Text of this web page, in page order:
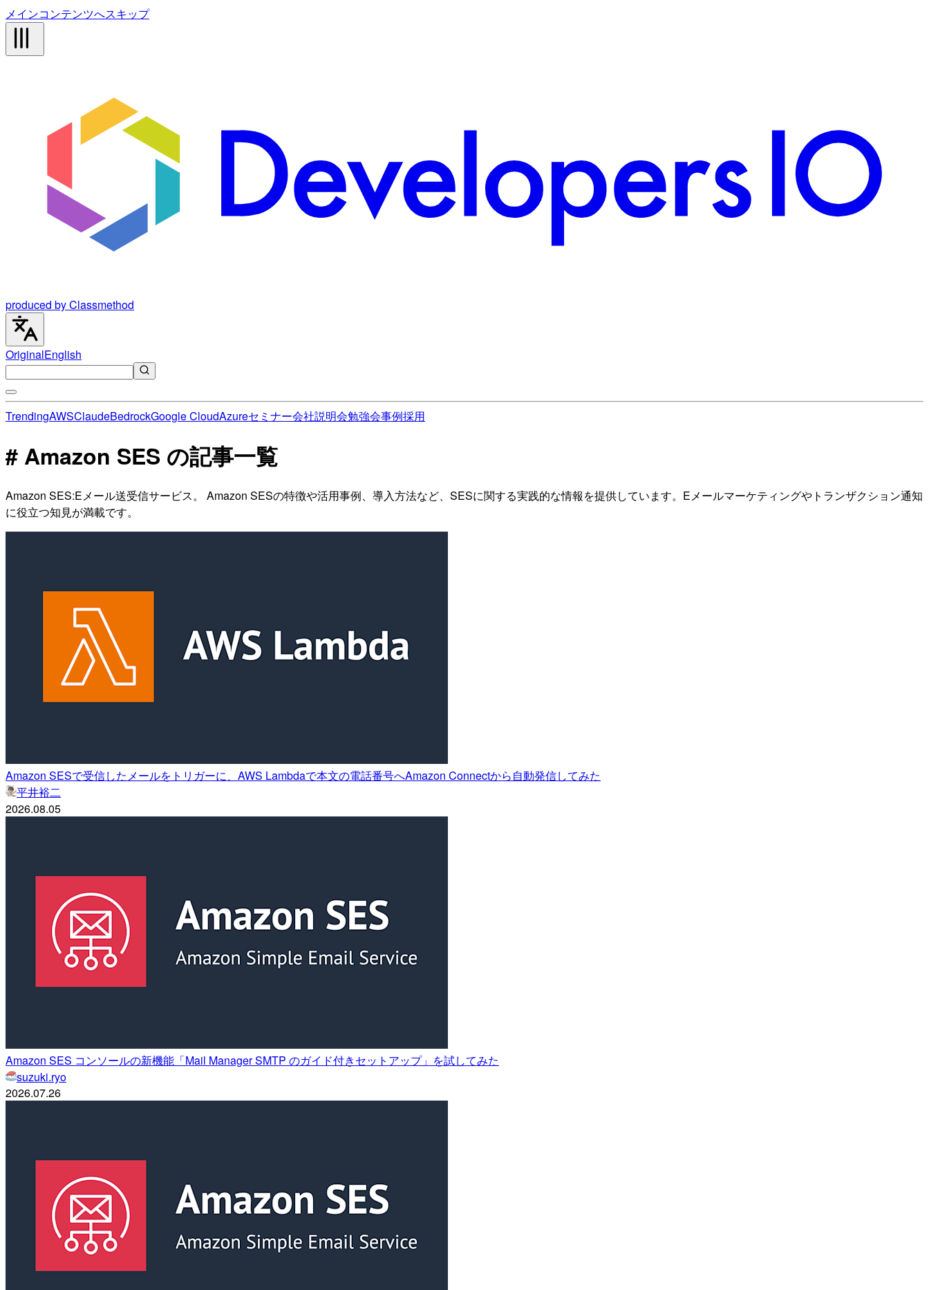
メインコンテンツへスキップ
produced by Classmethod
OriginalEnglish
TrendingAWSClaudeBedrockGoogle CloudAzureセミナー会社説明会勉強会事例採用
# Amazon SES の記事一覧
Amazon SES:Eメール送受信サービス。 Amazon SESの特徴や活用事例、導入方法など、SESに関する実践的な情報を提供しています。Eメールマーケティングやトランザクション通知
に役立つ知見が満載です。
Amazon SESで受信したメールをトリガーに、AWS Lambdaで本文の電話番号へAmazon Connectから自動発信してみた
平井裕二
2026.08.05
Amazon SES コンソールの新機能「Mail Manager SMTP のガイド付きセットアップ」を試してみた
suzuki.ryo
2026.07.26